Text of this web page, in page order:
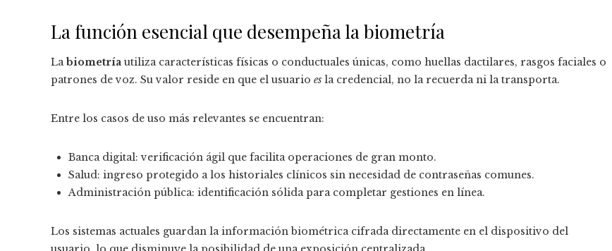
La función esencial que desempeña la biometría
Labiometría utiliza características físicas o conductuales únicas, como huellas dactilares, rasgos faciales o
patrones de voz. Su valor reside en que el usuario es la credencial, no la recuerda ni la transporta.
Entre los casos de uso más relevantes se encuentran:
Banca digital: verificación ágil que facilita operaciones de gran monto.
Salud: ingreso protegido a los historiales clínicos sin necesidad de contraseñas comunes.
Administración pública: identificación sólida para completar gestiones en línea.
Los sistemas actuales guardan la información biométrica cifrada directamente en el dispositivo del